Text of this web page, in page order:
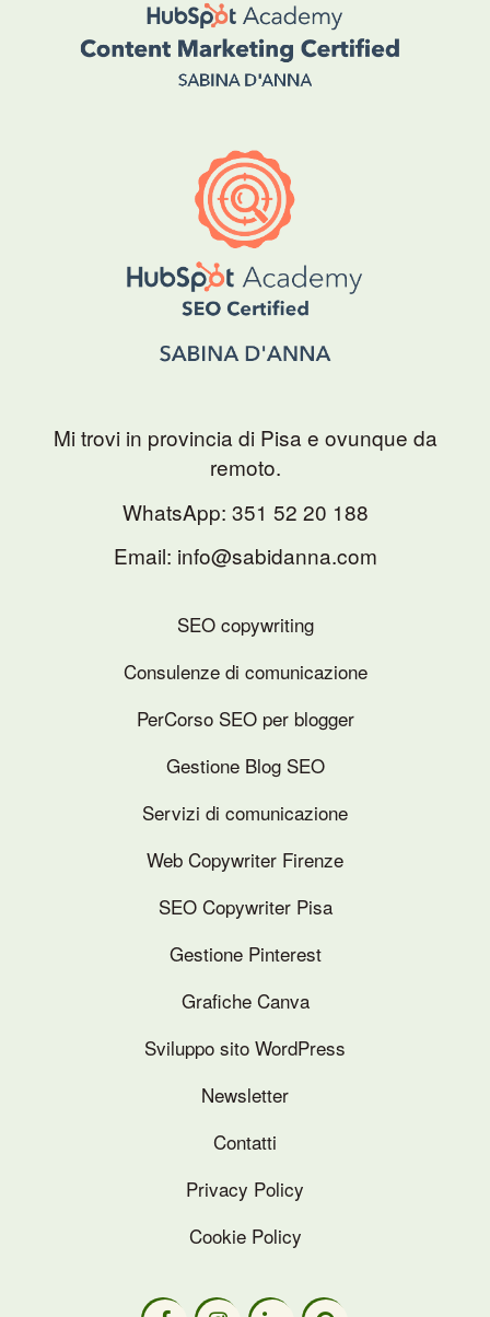
Mi trovi in provincia di Pisa e ovunque da
remoto.
WhatsApp: 351 52 20 188
Email: info@sabidanna.com
SEO copywriting
Consulenze di comunicazione
PerCorso SEO per blogger
Gestione Blog SEO
Servizi di comunicazione
Web Copywriter Firenze
SEO Copywriter Pisa
Gestione Pinterest
Grafiche Canva
Sviluppo sito WordPress
Newsletter
Contatti
Privacy Policy
Cookie Policy